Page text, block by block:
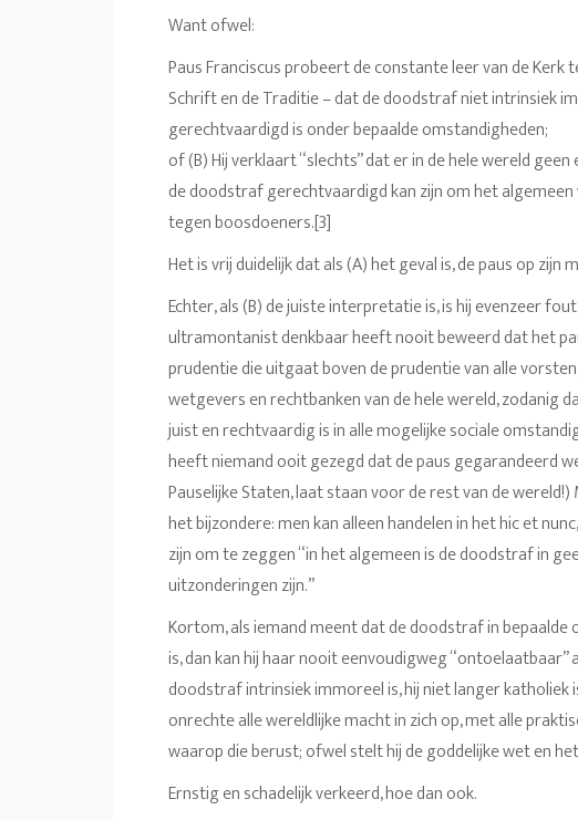
Want ofwel:
Paus Franciscus probeert de constante leer van de Kerk
Schrift en de Traditie – dat de doodstraf niet intrinsiek
gerechtvaardigd is onder bepaalde omstandigheden;
of (B) Hij verklaart “slechts” dat er in de hele wereld
de doodstraf gerechtvaardigd kan zijn om het
tegen boosdoeners.[3]
Het is vrij duidelijk dat als (A) het geval is, de paus op
Echter, als (B) de juiste interpretatie is, is hij evenzeer
ultramontanist denkbaar heeft nooit beweerd dat het
prudentie die uitgaat boven de prudentie van alle
wetgevers en rechtbanken van de hele wereld, zodanig
juist en rechtvaardig is in alle mogelijke sociale
heeft niemand ooit gezegd dat de paus gegarandeerd
Pauselijke Staten, laat staan voor de rest van de
het bijzondere: men kan alleen handelen in het hic et
zijn om te zeggen “in het algemeen is de doodstraf in
uitzonderingen zijn.”
Kortom, als iemand meent dat de doodstraf in
is, dan kan hij haar nooit eenvoudigweg
doodstraf intrinsiek immoreel is, hij niet langer katholiek
onrechte alle wereldlijke macht in zich op, met alle
waarop die berust; ofwel stelt hij de goddelijke wet en
Ernstig en schadelijk verkeerd, hoe dan ook.